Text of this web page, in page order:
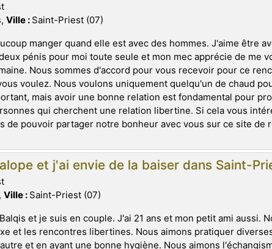
Ville : Saint-Priest (07)
manger quand elle est avec des hommes. J'aime être
pénis pour moi toute seule et mon mec apprécie de me
Nous sommes d'accord pour vous recevoir pour ce
voulez. Nous voulons uniquement quelqu'un de chaud
mais avoir une bonne relation est fondamental pour
qui cherchent une relation libertine. Si cela vous
de pouvoir partager notre bonheur avec vous sur ce site de
et j'ai envie de la baiser dans Saint-
Ville : Saint-Priest (07)
et je suis en couple. J'ai 21 ans et mon petit ami aussi.
et les rencontres libertines. Nous aimons pratiquer
et en ayant une bonne hygiène. Nous aimons